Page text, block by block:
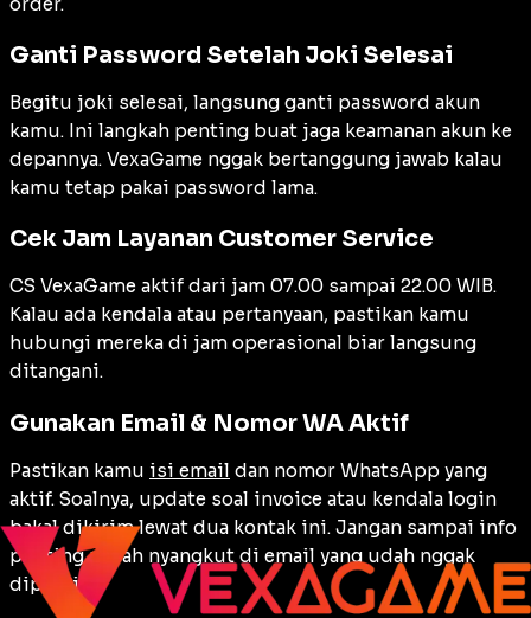
Ganti Password Setelah Joki Selesai
Begitu joki selesai, langsung ganti password akun
kamu. Ini langkah penting buat jaga keamanan akun ke
depannya. VexaGame nggak bertanggung jawab kalau
kamu tetap pakai password lama.
Cek Jam Layanan Customer Service
CS VexaGame aktif dari jam 07.00 sampai 22.00 WIB.
Kalau ada kendala atau pertanyaan, pastikan kamu
hubungi mereka di jam operasional biar langsung
ditangani.
Gunakan Email & Nomor WA Aktif
Pastikan kamu isi email dan nomor WhatsApp yang
aktif. Soalnya, update soal invoice atau kendala login
bakal dikirim lewat dua kontak ini. Jangan sampai info
penting malah nyangkut di email yang udah nggak
dipakai.